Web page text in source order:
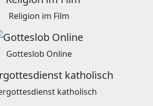
Religion im Film
Gotteslob Online
katholisch